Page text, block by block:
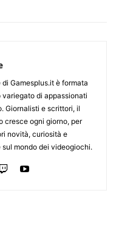
Gamesplus.it è formata
variegato di appassionati
Giornalisti e scrittori, il
cresce ogni giorno, per
novità, curiosità e
mondo dei videogiochi.